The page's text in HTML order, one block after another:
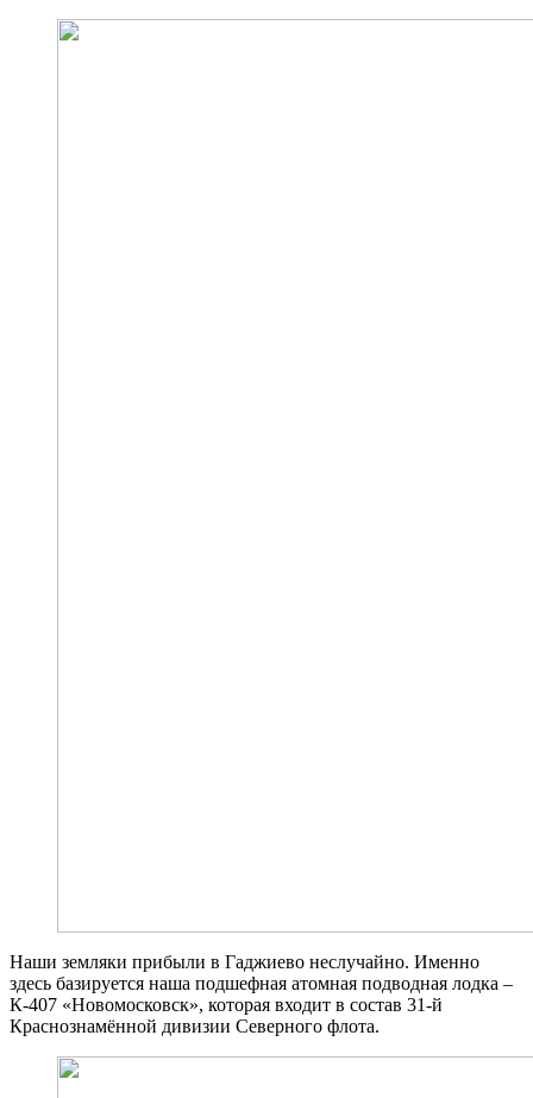
Наши земляки прибыли в Гаджиево неслучайно. Именно
здесь базируется наша подшефная атомная подводная лодка –
К-407 «Новомосковск», которая входит в состав 31-й
Краснознамённой дивизии Северного флота.